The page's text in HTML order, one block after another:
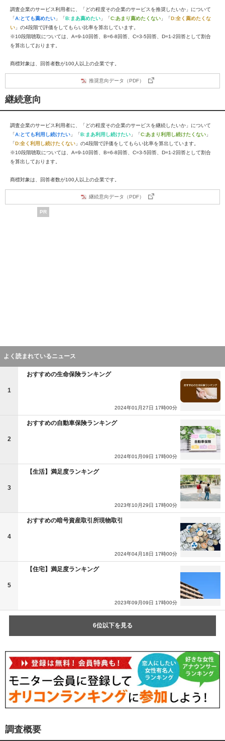
調査企業のサービス利用者に、「どの程度その企業のサービスを推奨したいか」について
「A:とても薦めたい 」「B:まあ薦めたい 」「C:あまり薦めたくない 」「D:全く薦めたくな
い 」の4段階で評価をしてもらい比率を算出しています。
※10段階聴取については、A=9-10回答、B=6-8回答、C=3-5回答、D=1-2回答として割合
を算出しております。
商標対象は、回答者数が100人以上の企業です。
推奨意向データ（PDF）
継続意向
調査企業のサービス利用者に、「どの程度その企業のサービスを継続したいか」について
「A:とても利用し続けたい 」「B:まあ利用し続けたい 」「C:あまり利用し続けたくない 」
「D:全く利用し続けたくない 」の4段階で評価をしてもらい比率を算出しています。
※10段階聴取については、A=9-10回答、B=6-8回答、C=3-5回答、D=1-2回答として割合
を算出しております。
商標対象は、回答者数が100人以上の企業です。
継続意向データ（PDF）
PR
よく読まれているニュース
1
おすすめの生命保険ランキング
2024年01月27日 17時00分
2
おすすめの自動車保険ランキング
2024年01月09日 17時00分
3
【生活】満足度ランキング
2023年10月29日 17時00分
4
おすすめの暗号資産取引所現物取引
2024年04月18日 17時00分
5
【住宅】満足度ランキング
2023年09月09日 17時00分
6位以下を見る
調査概要